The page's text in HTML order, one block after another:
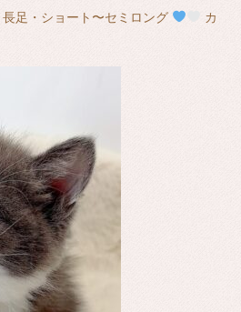
長足・ショート〜セミロング
カ